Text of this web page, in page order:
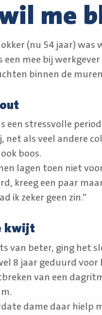
me
(nu 54 jaar) was
een mee bij
binnen de
een stressvolle
net als veel andere
boos.
lagen toen niet
kreeg een paar
ik zeker geen zin.”
kwijt
van beter, ging het
8 jaar geduurd voor
van een
dame daar hielp